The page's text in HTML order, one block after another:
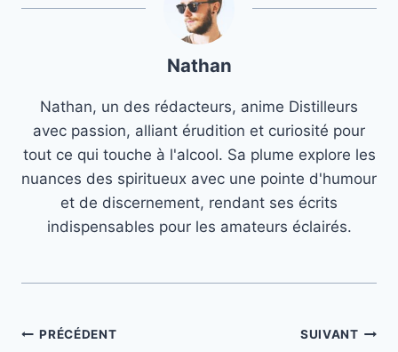
Nathan
Nathan, un des rédacteurs, anime Distilleurs
avec passion, alliant érudition et curiosité pour
tout ce qui touche à l'alcool. Sa plume explore les
nuances des spiritueux avec une pointe d'humour
et de discernement, rendant ses écrits
indispensables pour les amateurs éclairés.
Navigation
PRÉCÉDENT SUIVANT